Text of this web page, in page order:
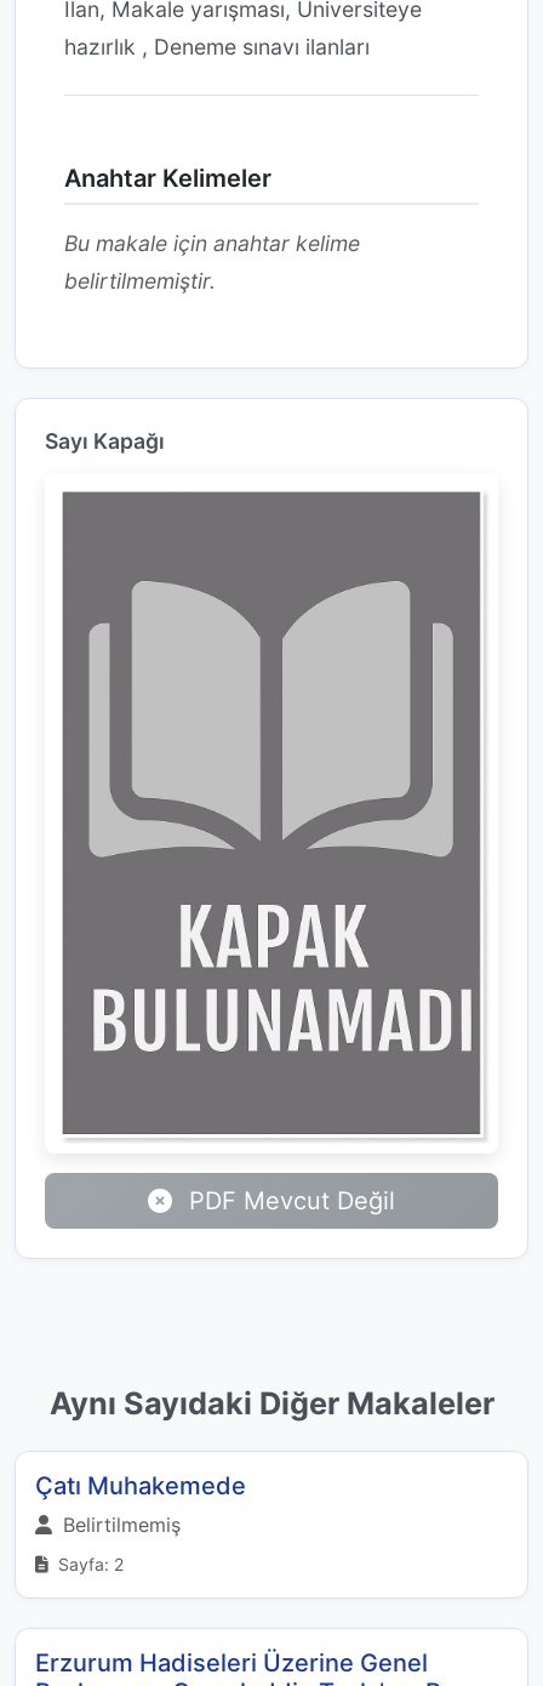
İlan, Makale yarışması, Üniversiteye
hazırlık , Deneme sınavı ilanları
Anahtar Kelimeler
Bu makale için anahtar kelime
belirtilmemiştir.
Sayı Kapağı
PDF Mevcut Değil
Aynı Sayıdaki Diğer Makaleler
Çatı Muhakemede
Belirtilmemiş
Sayfa: 2
Erzurum Hadiseleri Üzerine Genel